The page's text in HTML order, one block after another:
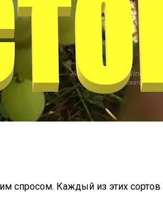
спросом. Каждый из этих